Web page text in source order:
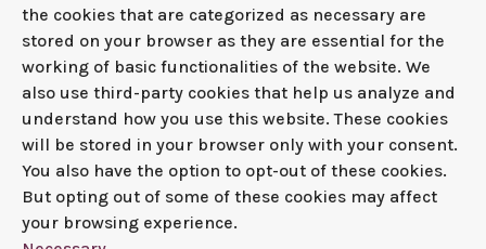
the cookies that are categorized as necessary are
stored on your browser as they are essential for the
working of basic functionalities of the website. We
also use third-party cookies that help us analyze and
understand how you use this website. These cookies
will be stored in your browser only with your consent.
You also have the option to opt-out of these cookies.
But opting out of some of these cookies may affect
your browsing experience.